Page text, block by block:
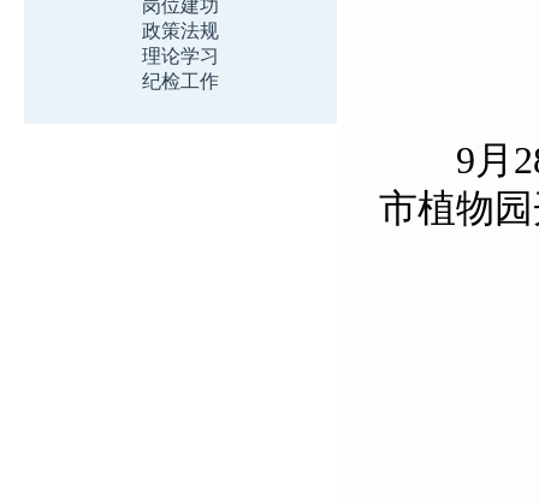
岗位建功
政策法规
理论学习
纪检工作
9月28
市植物